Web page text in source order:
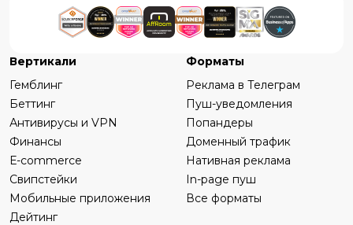
Вертикали
Гемблинг
Беттинг
Антивирусы и VPN
Финансы
Е-commerce
Свипстейки
Мобильные приложения
Дейтинг
Форматы
Реклама в Телеграм
Пуш-уведомления
Попандеры
Доменный трафик
Нативная реклама
In-page пуш
Все форматы